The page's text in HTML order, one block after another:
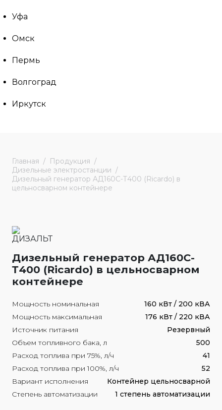
Уфа
Омск
Пермь
Волгоград
Иркутск
Главная
Продукция
Дизельные электростанции
Дизельный генератор АД160С-Т400 (Ricardo) в
цельносварном контейнере
Дизельный генератор АД160С-
Т400 (Ricardo) в цельносварном
контейнере
Мощность номинальная
160 кВт / 200 кВА
Мощность максимальная
176 кВт / 220 кВА
Источник питания
Резервный
Объем топливного бака, л
500
Расход топлива при 75%, л/ч
41
Расход топлива при 100%, л/ч
52
Вариант исполнения
Контейнер цельносварной
Степень автоматизации
1 степень автоматизации